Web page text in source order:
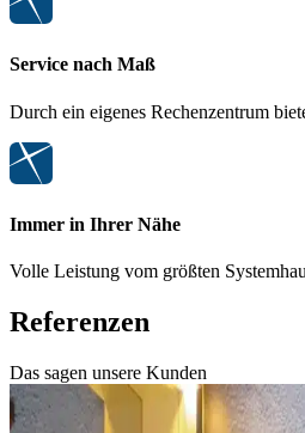
Service nach Maß
Durch ein eigenes Rechenzentrum
Immer in Ihrer Nähe
Volle Leistung vom größten
Referenzen
Das sagen unsere Kunden